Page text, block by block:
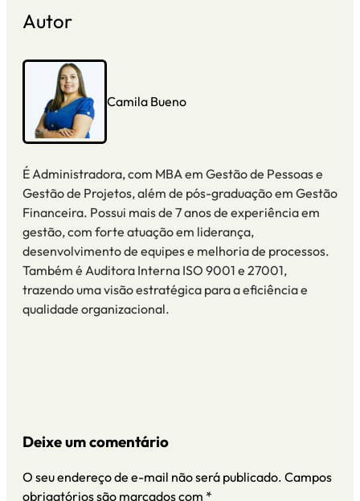
Autor
Camila Bueno
É Administradora, com MBA em Gestão de Pessoas e
Gestão de Projetos, além de pós-graduação em Gestão
Financeira. Possui mais de 7 anos de experiência em
gestão, com forte atuação em liderança,
desenvolvimento de equipes e melhoria de processos.
Também é Auditora Interna ISO 9001 e 27001,
trazendo uma visão estratégica para a eficiência e
qualidade organizacional.
Deixe um comentário
O seu endereço de e-mail não será publicado. Campos
obrigatórios são marcados com *